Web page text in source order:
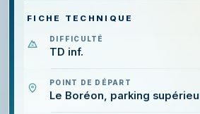
FICHE TECHNIQUE
DIFFICULTÉ
TD inf.
POINT DE DÉPART
Le Boréon, parking